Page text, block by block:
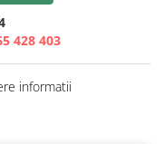
428 403
informatii